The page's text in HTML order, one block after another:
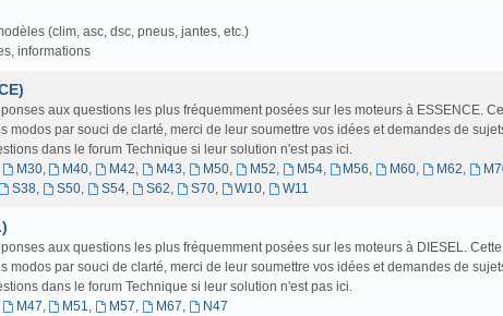
(clim, asc, dsc, pneus, jantes, etc.)
informations
aux questions les plus fréquemment posées sur les moteurs à ESSENCE.
modos par souci de clarté, merci de leur soumettre vos idées et demandes de
dans le forum Technique si leur solution n'est pas ici.
M30, M40, M42, M43, M50, M52, M54, M56, M60, M62,
S38, S50, S54, S62, S70, W10, W11
aux questions les plus fréquemment posées sur les moteurs à DIESEL.
modos par souci de clarté, merci de leur soumettre vos idées et demandes de
dans le forum Technique si leur solution n'est pas ici.
M47, M51, M57, M67, N47